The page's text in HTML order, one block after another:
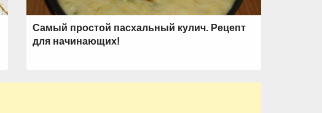
Самый простой пасхальный кулич. Рецепт
для начинающих!